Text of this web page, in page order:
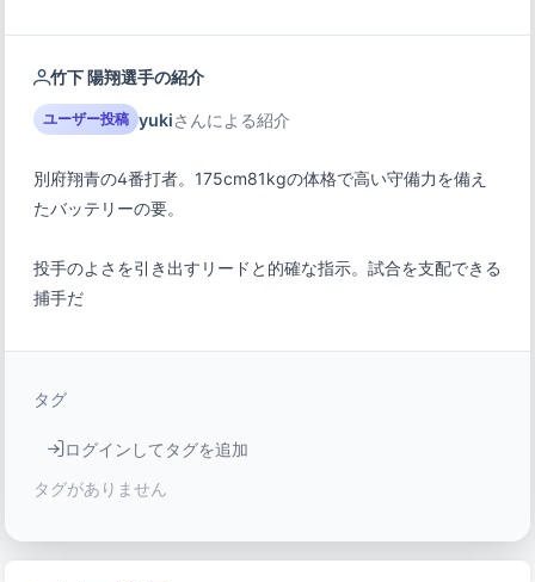
竹下 陽翔選手の紹介
ユーザー投稿 yukiさんによる紹介
別府翔青の4番打者。175cm81kgの体格で高い守備力を備え
たバッテリーの要。
投手のよさを引き出すリードと的確な指示。試合を支配できる
捕手だ
タグ
ログインしてタグを追加
タグがありません